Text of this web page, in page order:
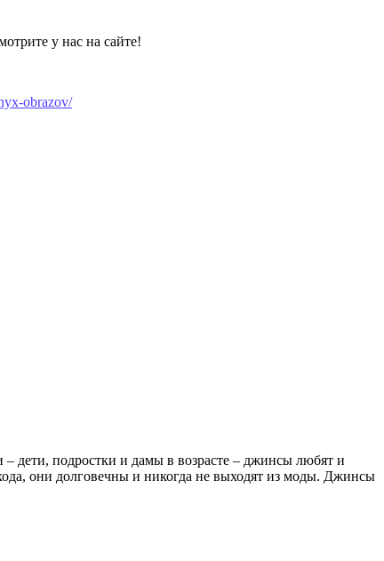
у нас на сайте!
obrazov/
дети, подростки и дамы в возрасте – джинсы любят и
они долговечны и никогда не выходят из моды. Джинсы